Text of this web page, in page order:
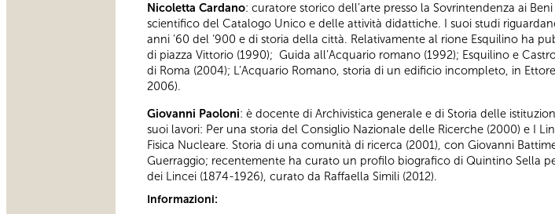
Nicoletta Cardano: curatore storico dell’arte presso la Sovrintendenza ai
scientifico del Catalogo Unico e delle attività didattiche. I suoi studi
anni ‘60 del ‘900 e di storia della città. Relativamente al rione Esquilino ha
di piazza Vittorio (1990); Guida all’Acquario romano (1992); Esquilino e
di Roma (2004); L’Acquario Romano, storia di un edificio incompleto, in
2006).
Giovanni Paoloni: è docente di Archivistica generale e di Storia delle
suoi lavori: Per una storia del Consiglio Nazionale delle Ricerche (2000) e I
Fisica Nucleare. Storia di una comunità di ricerca (2001), con Giovanni
Guerraggio; recentemente ha curato un profilo biografico di Quintino Sella
dei Lincei (1874-1926), curato da Raffaella Simili (2012).
Informazioni: